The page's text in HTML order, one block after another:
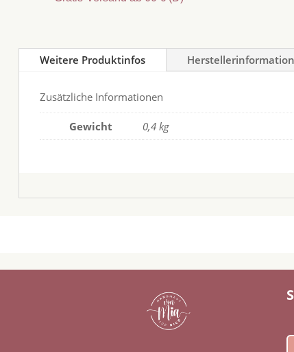
Weitere Produktinfos
Zusätzliche Informationen
Gewicht 0,4 kg